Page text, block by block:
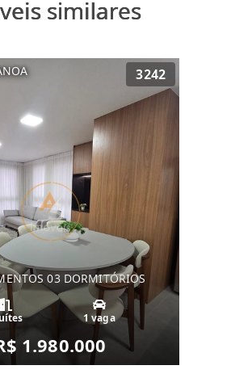
similares
3242
03 DORMITÓRIOS
1 vaga
1.980.000